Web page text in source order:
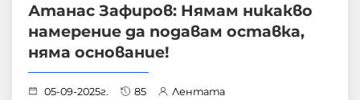
Атанас Зафиров: Нямам никакво
намерение да подавам оставка,
няма основание!
05-09-2025г. 85 Лентата